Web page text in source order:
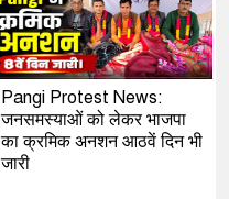
Pangi Protest News:
जनसमस्याओं को लेकर भाजपा
का क्रमिक अनशन आठवें दिन भी
जारी